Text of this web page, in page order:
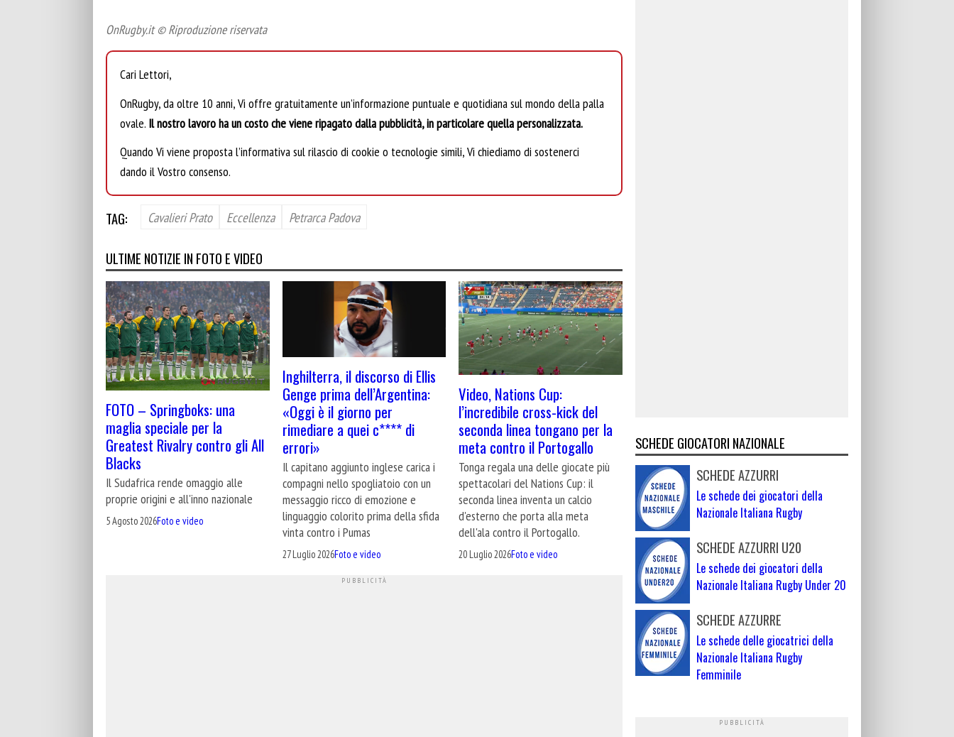
OnRugby.it © Riproduzione riservata
Cari Lettori,
OnRugby, da oltre 10 anni, Vi offre gratuitamente un’informazione puntuale e quotidiana sul mondo della palla
ovale. Il nostro lavoro ha un costo che viene ripagato dalla pubblicità, in particolare quella personalizzata.
Quando Vi viene proposta l’informativa sul rilascio di cookie o tecnologie simili, Vi chiediamo di sostenerci
dando il Vostro consenso.
TAG: Cavalieri Prato Eccellenza Petrarca Padova
ULTIME NOTIZIE IN FOTO E VIDEO
FOTO – Springboks: una
maglia speciale per la
Greatest Rivalry contro gli All
Blacks
Il Sudafrica rende omaggio alle
proprie origini e all'inno nazionale
5 Agosto 2026Foto e video
Inghilterra, il discorso di Ellis
Genge prima dell’Argentina:
«Oggi è il giorno per
rimediare a quei c**** di
errori»
Il capitano aggiunto inglese carica i
compagni nello spogliatoio con un
messaggio ricco di emozione e
linguaggio colorito prima della sfida
vinta contro i Pumas
27 Luglio 2026Foto e video
Video, Nations Cup:
l’incredibile cross-kick del
seconda linea tongano per la
meta contro il Portogallo
Tonga regala una delle giocate più
spettacolari del Nations Cup: il
seconda linea inventa un calcio
d'esterno che porta alla meta
dell'ala contro il Portogallo.
20 Luglio 2026Foto e video
SCHEDE GIOCATORI NAZIONALE
SCHEDE AZZURRI
Le schede dei giocatori della
Nazionale Italiana Rugby
SCHEDE AZZURRI U20
Le schede dei giocatori della
Nazionale Italiana Rugby Under 20
SCHEDE AZZURRE
Le schede delle giocatrici della
Nazionale Italiana Rugby
Femminile